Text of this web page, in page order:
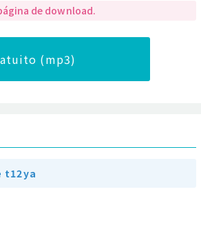
de download.
(mp3)
t12ya